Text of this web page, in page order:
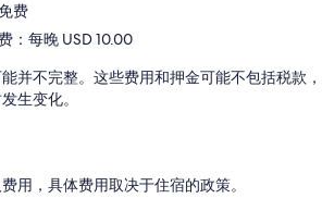
费
：每晚 USD 10.00
并不完整。这些费用和押金可能不包括税款，
生变化。
用，具体费用取决于住宿的政策。